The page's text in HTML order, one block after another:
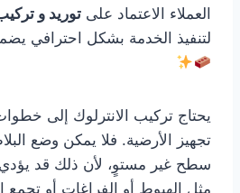
العملاء الاعتماد على توريد و
لتنفيذ الخدمة بشكل احترافي
يحتاج تركيب الانترلوك إلى
تجهيز الأرضية. فلا يمكن وضع
سطح غير مستوٍ، لأن ذلك قد
مثل الهبوط أو الفراغات أو تجمع